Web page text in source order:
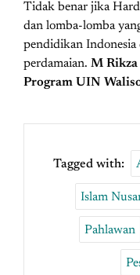
Tidak benar jika
dan lomba-lomba
pendidikan Indonesia
perdamaian. M Rikza
Program UIN
Tagged with:
Islam
Pahlawan